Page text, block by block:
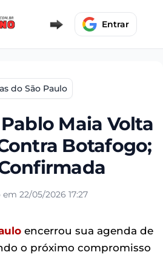
Entrar
do São Paulo
Maia Volta
Botafogo;
22/05/2026 17:27
encerrou sua agenda de
o próximo compromisso